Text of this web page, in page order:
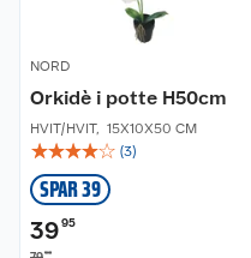
NORD
Orkidè i potte H50cm
HVIT/HVIT, 15X10X50 CM
☆☆☆☆☆ (3)
SPAR 39
3995
90